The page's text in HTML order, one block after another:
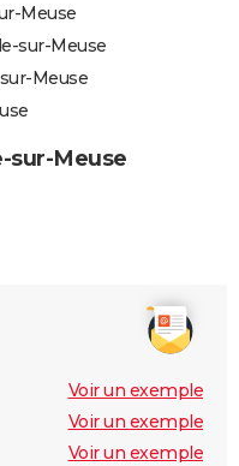
Meuse
sur-Meuse
Meuse
sur-Meuse
Voir un exemple
Voir un exemple
Voir un exemple